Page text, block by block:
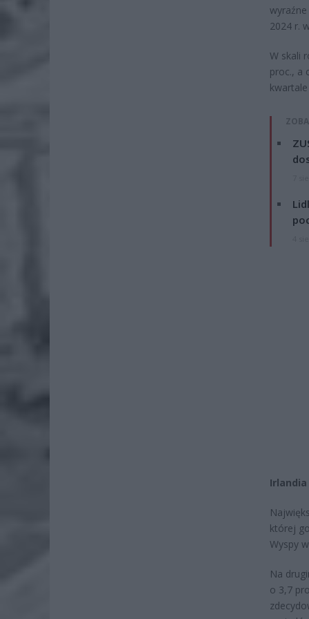
2024 r.
W skali
proc., a
której
Wyspy
Na
o 3,7